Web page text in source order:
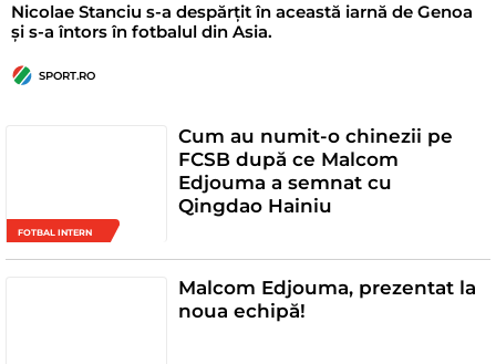
Nicolae Stanciu s-a despărțit în această iarnă de Genoa
și s-a întors în fotbalul din Asia.
SPORT.RO
FOTBAL INTERN
Cum au numit-o chinezii pe
FCSB după ce Malcom
Edjouma a semnat cu
Qingdao Hainiu
Malcom Edjouma, prezentat la
noua echipă!